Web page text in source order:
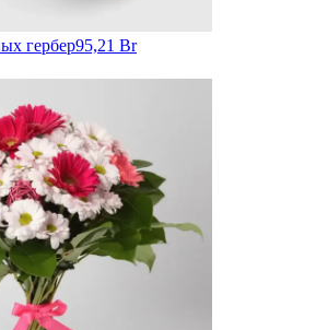
гербер95,21 Br